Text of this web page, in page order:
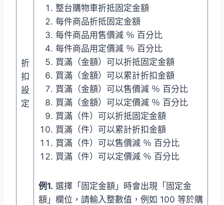
折
扣
設
定
整台購物車折抵固定金額
每件商品折抵固定金額
每件商品用售價減 ％ 百分比
每件商品用定價減 ％ 百分比
買滿（金額）可以折抵固定金額
買滿（金額）可以累計折扣金額
買滿（金額）可以售價減 ％ 百分比
買滿（金額）可以定價減 ％ 百分比
買滿（件）可以折抵固定金額
買滿（件）可以累計折扣金額
買滿（件）可以售價減 ％ 百分比
買滿（件）可以定價減 ％ 百分比
例1. 選擇「固定金額」時會出現「固定金
額」欄位，請輸入整數值，例如 100 等於購